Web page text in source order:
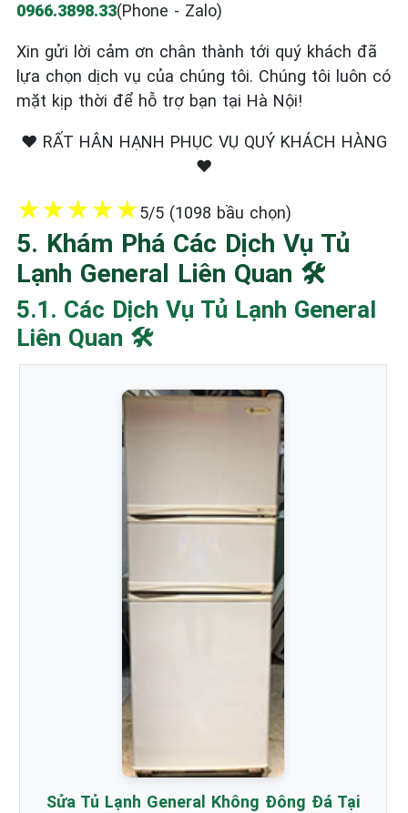
0966.3898.33(Phone - Zalo)
Xin gửi lời cảm ơn chân thành tới quý khách đã
lựa chọn dịch vụ của chúng tôi. Chúng tôi luôn có
mặt kịp thời để hỗ trợ bạn tại Hà Nội!
❤️ RẤT HÂN HẠNH PHỤC VỤ QUÝ KHÁCH HÀNG
❤️
★★★★★5/5 (1098 bầu chọn)
5. Khám Phá Các Dịch Vụ Tủ
Lạnh General Liên Quan 🛠️
5.1. Các Dịch Vụ Tủ Lạnh General
Liên Quan 🛠️
Sửa Tủ Lạnh General Không Đông Đá Tại